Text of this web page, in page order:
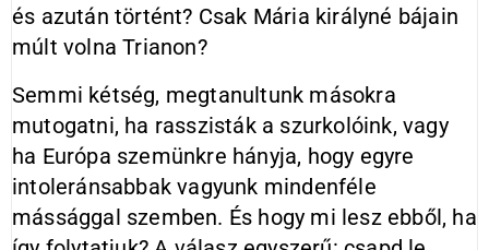
és azután történt? Csak Mária királyné bájain
múlt volna Trianon?
Semmi kétség, megtanultunk másokra
mutogatni, ha rasszisták a szurkolóink, vagy
ha Európa szemünkre hányja, hogy egyre
intoleránsabbak vagyunk mindenféle
mássággal szemben. És hogy mi lesz ebből, ha